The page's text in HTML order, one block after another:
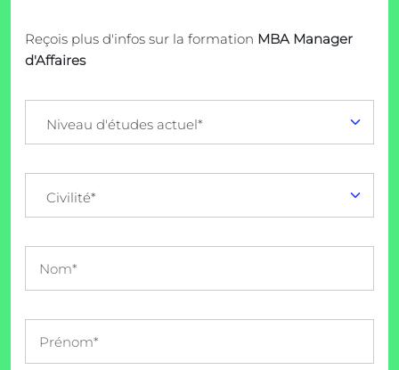
Reçois plus d'infos sur la formation MBA Manager
d'Affaires
Niveau d'études actuel*
Civilité*